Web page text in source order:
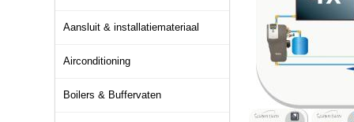
Aansluit & installatiemateriaal
Airconditioning
Boilers & Buffervaten